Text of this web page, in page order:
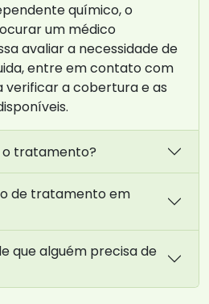
químico, o
um médico
avaliar a necessidade de
entre em contato com
verificar a cobertura e as
tratamento?
de tratamento em
que alguém precisa de